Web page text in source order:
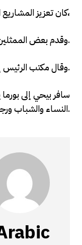
كان تعزيز المشاريع التنموية وتوطيد العلاقة بين المواطنين والحكومة المركزية من بين النقاط الأساسية في الحديث،
وقدم بعض الممثلين المحليين في تصريحاتهم اقتراحات للرئيس حول السبل الممكنة للنهوض بالبلاد، خاصة في منطقة أودل.
وقال مكتب الرئيس إن الرئيس يتلقى أسئلة الجمهور وأعرب عن سعادته بالتوصيات التي قدموها.
سافر بيحي إلى
النساء والشباب ورجال الأعمال وكبار الشخصيات في حزبه السياسي.